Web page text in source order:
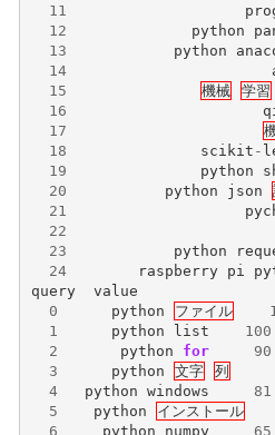
11
12
python
13
python
14
15
機械 学習
16
17
18
scikit -
19
python
20
python json
21
22
23
python
24
raspberry pi
query
value
0
python ファイル
1
python list
100
2
python for
90
3
python 文字 列
4
python windows
81
5
python インストール
6
python numpy
65